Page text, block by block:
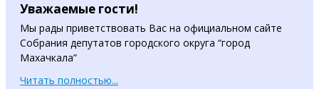
Уважаемые гости!
Мы рады приветствовать Вас на официальном сайте
Собрания депутатов городского округа “город
Махачкала”
Читать полностью...